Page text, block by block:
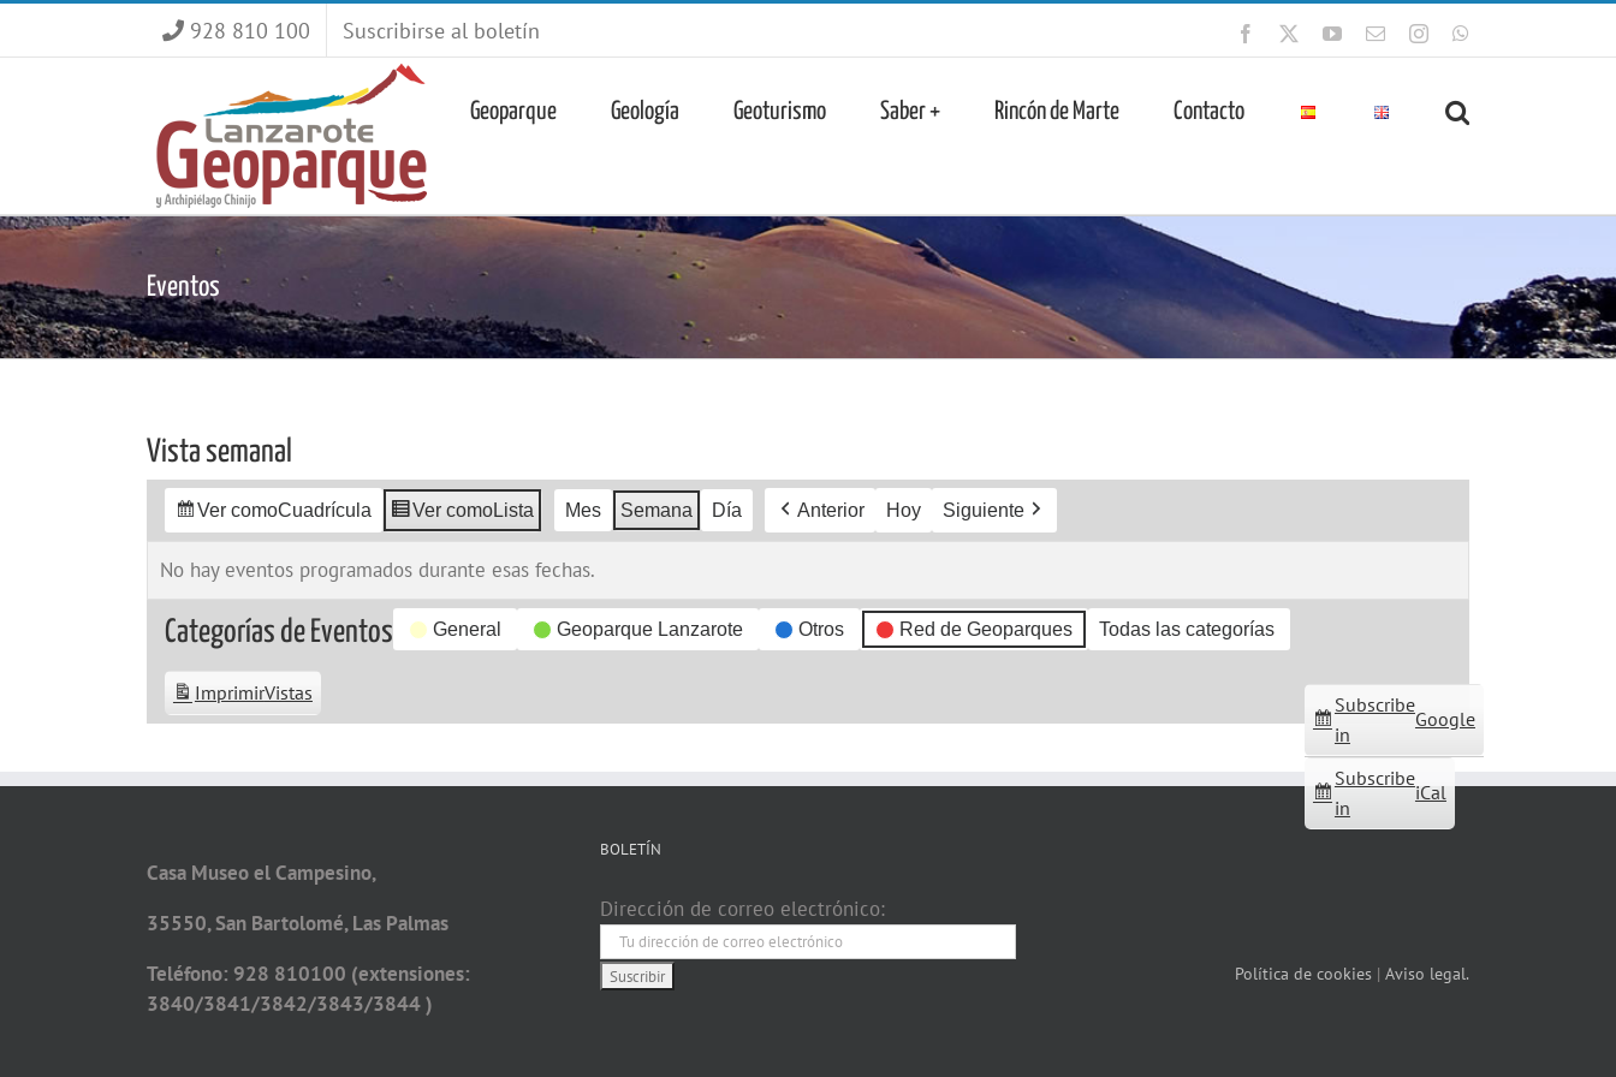
928 810 100 Suscribirse al boletín Facebook YouTube
CorreoInstagram
Geoparque Geología Geoturismo Saber + Rincón de Marte Contacto
Eventos
Vista semanal
Ver comoCuadrícula Ver comoLista Mes Semana Día Anterior Hoy Siguiente
No hay eventos programados durante esas fechas.
Categorías de Eventos General Geoparque Lanzarote Otros Red de Geoparques Todas las categorías
Subscribe
in
Google
Subscribe
in
iCal
ImprimirVistas
Casa Museo el Campesino,
35550, San Bartolomé, Las Palmas
Teléfono: 928 810100 (extensiones:
3840/3841/3842/3843/3844 )
BOLETÍN
Dirección de correo electrónico:
Política de cookies | Aviso legal.